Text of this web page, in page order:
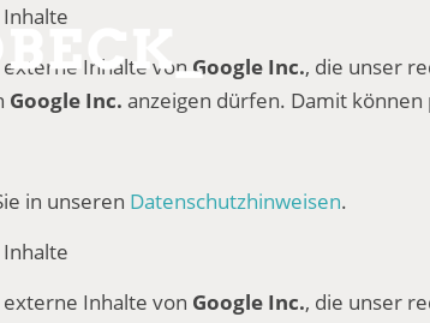
Inhalte von Google Inc., die unser
Google Inc. anzeigen dürfen. Damit
in unseren Datenschutzhinweisen.
Inhalte von Google Inc., die unser